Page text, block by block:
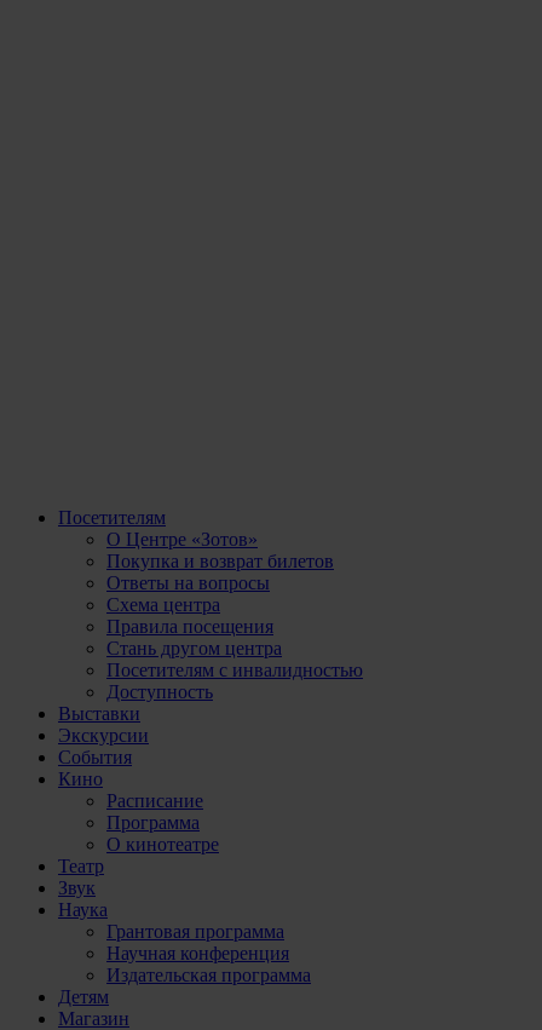
Посетителям
О Центре «Зотов»
Покупка и возврат билетов
Ответы на вопросы
Схема центра
Правила посещения
Стань другом центра
Посетителям с инвалидностью
Доступность
Выставки
Экскурсии
События
Кино
Расписание
Программа
О кинотеатре
Театр
Звук
Наука
Грантовая программа
Научная конференция
Издательская программа
Детям
Магазин